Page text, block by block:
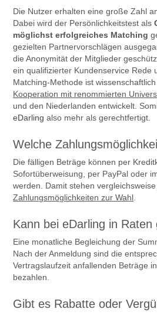
Die Nutzer erhalten eine große Zahl
Dabei wird der Persönlichkeitstest als
möglichst erfolgreiches Matching
gezielten Partnervorschlägen
die Anonymität der Mitglieder
ein qualifizierter Kundenservice Rede
Matching-Methode ist
Kooperation mit renommierten
und den Niederlanden entwickelt.
eDarling also mehr als gerechtfertigt.
Welche
Die fälligen Beträge können per
Sofortüberweisung, per PayPal oder
werden. Damit stehen
Zahlungsmöglichkeiten zur Wahl
Kann bei eDarling in
Eine monatliche Begleichung der
Nach der Anmeldung sind die
Vertragslaufzeit anfallenden Beträge
bezahlen.
Gibt es Rabatte oder